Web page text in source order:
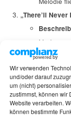
Wir verwenden
und/oder darauf
um (nicht)
zustimmst, können wir
Website verarbeiten.
können bestimmte
„There’ll
enge
des Jazz-
„My Foolish